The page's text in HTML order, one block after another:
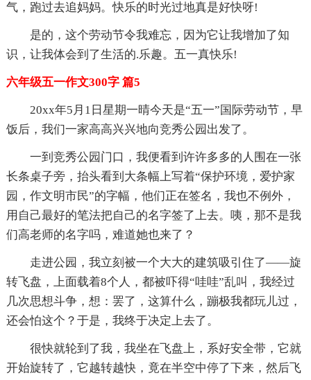
气，跑过去追妈妈。快乐的时光过地真是好快呀!
是的，这个劳动节令我难忘，因为它让我增加了知
识，让我体会到了生活的.乐趣。五一真快乐!
六年级五一作文300字 篇5
20xx年5月1日星期一晴今天是“五一”国际劳动节，早
饭后，我们一家高高兴兴地向竞秀公园出发了。
一到竞秀公园门口，我便看到许许多多的人围在一张
长条桌子旁，抬头看到大条幅上写着“保护环境，爱护家
园，作文明市民”的字幅，他们正在签名，我也不例外，
用自己最好的笔法把自己的名字签了上去。咦，那不是我
们高老师的名字吗，难道她也来了？
走进公园，我立刻被一个大大的建筑吸引住了——旋
转飞盘，上面载着8个人，都被吓得“哇哇”乱叫，我经过
几次思想斗争，想：罢了，这算什么，蹦极我都玩儿过，
还会怕这个？于是，我终于决定上去了。
很快就轮到了我，我坐在飞盘上，系好安全带，它就
开始旋转了，它越转越快，竟在半空中停了下来，然后飞